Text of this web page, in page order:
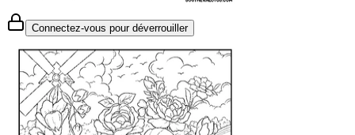
Connectez-vous pour déverrouiller